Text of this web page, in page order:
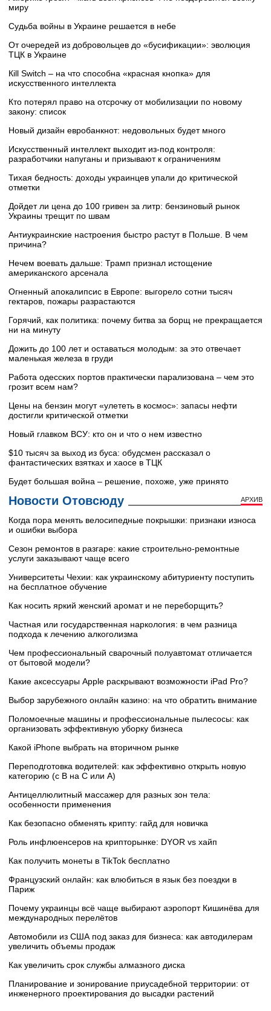
миру
Судьба войны в Украине решается в небе
От очередей из добровольцев до «бусификации»: эволюция
ТЦК в Украине
Кill Switch – на что способна «красная кнопка» для
искусственного интеллекта
Кто потерял право на отсрочку от мобилизации по новому
закону: список
Новый дизайн евробанкнот: недовольных будет много
Искусственный интеллект выходит из-под контроля:
разработчики напуганы и призывают к ограничениям
Тихая бедность: доходы украинцев упали до критической
отметки
Дойдет ли цена до 100 гривен за литр: бензиновый рынок
Украины трещит по швам
Антиукраинские настроения быстро растут в Польше. В чем
причина?
Нечем воевать дальше: Трамп признал истощение
американского арсенала
Огненный апокалипсис в Европе: выгорело сотни тысяч
гектаров, пожары разрастаются
Горячий, как политика: почему битва за борщ не прекращается
ни на минуту
Дожить до 100 лет и оставаться молодым: за это отвечает
маленькая железа в груди
Работа одесских портов практически парализована – чем это
грозит всем нам?
Цены на бензин могут «улететь в космос»: запасы нефти
достигли критической отметки
Новый главком ВСУ: кто он и что о нем известно
$10 тысяч за выход из буса: обудсмен рассказал о
фантастических взятках и хаосе в ТЦК
Будет большая война – решение, похоже, уже принято
Новости Отовсюду АРХИВ
Когда пора менять велосипедные покрышки: признаки износа
и ошибки выбора
Сезон ремонтов в разгаре: какие строительно-ремонтные
услуги заказывают чаще всего
Университеты Чехии: как украинскому абитуриенту поступить
на бесплатное обучение
Как носить яркий женский аромат и не переборщить?
Частная или государственная наркология: в чем разница
подхода к лечению алкоголизма
Чем профессиональный сварочный полуавтомат отличается
от бытовой модели?
Какие аксессуары Apple раскрывают возможности iPad Pro?
Выбор зарубежного онлайн казино: на что обратить внимание
Поломоечные машины и профессиональные пылесосы: как
организовать эффективную уборку бизнеса
Какой iPhone выбрать на вторичном рынке
Переподготовка водителей: как эффективно открыть новую
категорию (с B на C или А)
Антицеллюлитный массажер для разных зон тела:
особенности применения
Как безопасно обменять крипту: гайд для новичка
Роль инфлюенсеров на крипторынке: DYOR vs хайп
Как получить монеты в TikTok бесплатно
Французский онлайн: как влюбиться в язык без поездки в
Париж
Почему украинцы всё чаще выбирают аэропорт Кишинёва для
международных перелётов
Автомобили из США под заказ для бизнеса: как автодилерам
увеличить объемы продаж
Как увеличить срок службы алмазного диска
Планирование и зонирование приусадебной территории: от
инженерного проектирования до высадки растений